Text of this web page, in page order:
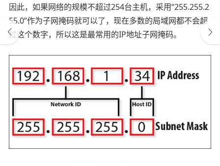
因此，如果网络的规模不超过254台主机，采用“255.255.2
55.0”作为子网掩码就可以了，现在多数的局域网都不会超
过这个数字，所以这是最常用的IP地址子网掩码。